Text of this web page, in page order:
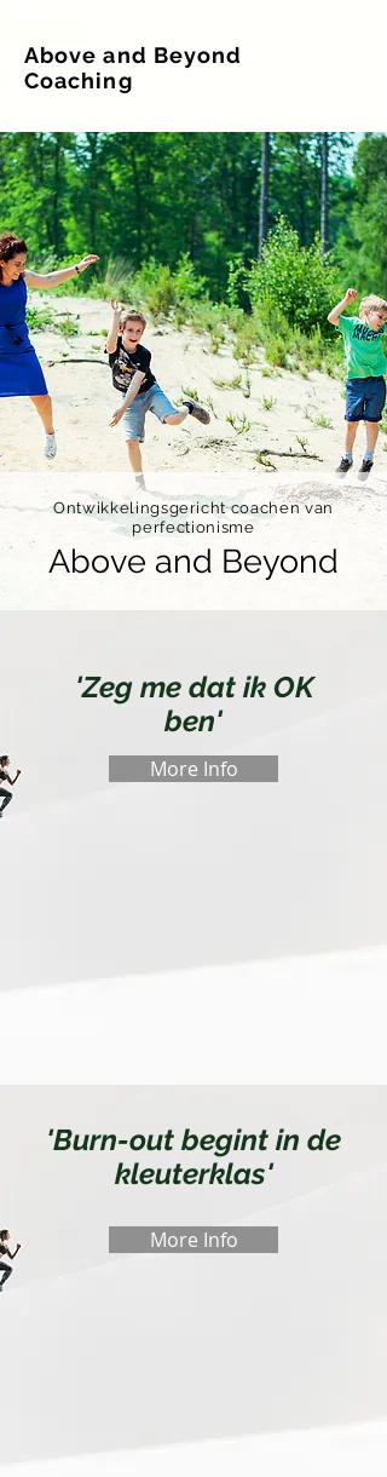
Above and Beyond
Coaching
Above and Beyond
Ontwikkelingsgericht coachen van
perfectionisme
'Zeg me dat ik OK
ben'
More Info
'Burn-out begint in de
kleuterklas'
More Info